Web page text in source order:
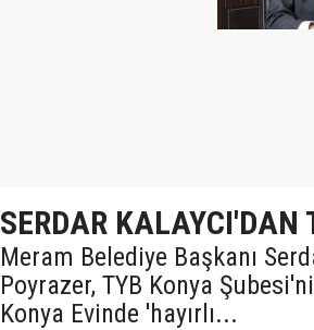
SERDAR KALAYCI'DAN
Meram Belediye Başkanı
Poyrazer, TYB Konya
Konya Evinde 'hayırlı...